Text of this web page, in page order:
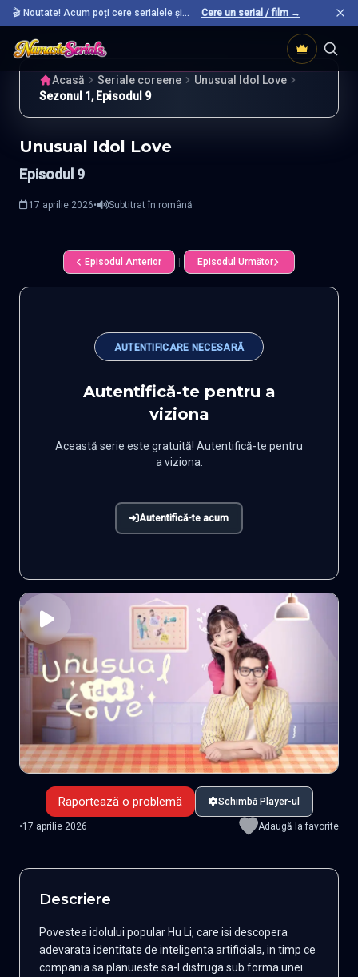
🎬 Noutate! Acum poți cere serialele și
filmele preferate care nu sunt încă pe site.
Cere un serial / film →
Acasă Seriale coreene
Unusual Idol Love
Sezonul 1, Episodul 9
Unusual Idol Love
Episodul 9
17 aprilie 2026• Subtitrat în română
Episodul Anterior Episodul Următor
AUTENTIFICARE NECESARĂ
Autentifică-te pentru a
viziona
Această serie este gratuită! Autentifică-te pentru
a viziona.
Autentifică-te acum
Raportează o problemă Schimbă Player-ul
•17 aprilie 2026 Adaugă la favorite
Descriere
Povestea idolului popular Hu Li, care isi descopera
adevarata identitate de inteligenta artificiala, in timp ce
compania sa planuieste sa-l distruga sub forma unei